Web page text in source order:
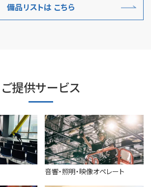
備品リストは こちら
ご提供サービス
音響・照明・映像オペレート